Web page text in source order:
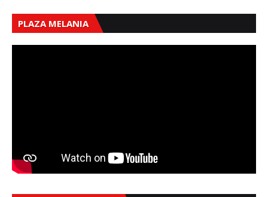
PLAZA MELANIA